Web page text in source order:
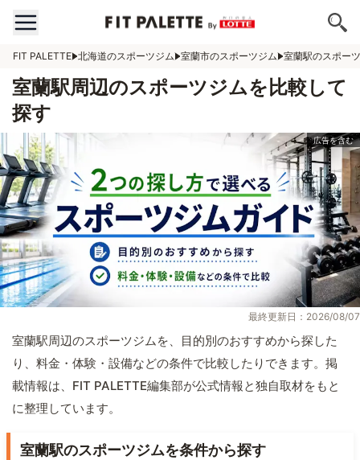
FIT PALETTE 北海道のスポーツジム 室蘭市のスポーツジム 室蘭駅のスポー
室蘭駅周辺のスポーツジムを比較して
探す
最終更新日：2026/08/07
室蘭駅周辺のスポーツジムを、目的別のおすすめから探した
り、料金・体験・設備などの条件で比較したりできます。掲
載情報は、FIT PALETTE編集部が公式情報と独自取材をもと
に整理しています。
室蘭駅のスポーツジムを条件から探す